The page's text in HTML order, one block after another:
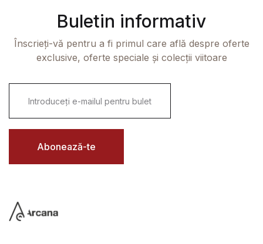
Buletin informativ
Înscrieți-vă pentru a fi primul care află despre oferte
exclusive, oferte speciale și colecții viitoare
i
l
Abonează-te